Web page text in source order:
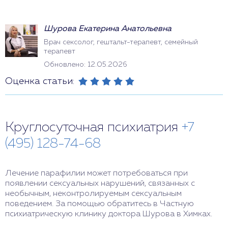
Шурова Екатерина Анатольевна
Врач сексолог, гештальт-терапевт, семейный
терапевт
Обновлено: 12.05.2026
Оценка статьи:
Круглосуточная психиатрия +7
(495) 128-74-68
Лечение парафилии может потребоваться при
появлении сексуальных нарушений, связанных с
необычным, неконтролируемым сексуальным
поведением. За помощью обратитесь в Частную
психиатрическую клинику доктора Шурова в Химках.